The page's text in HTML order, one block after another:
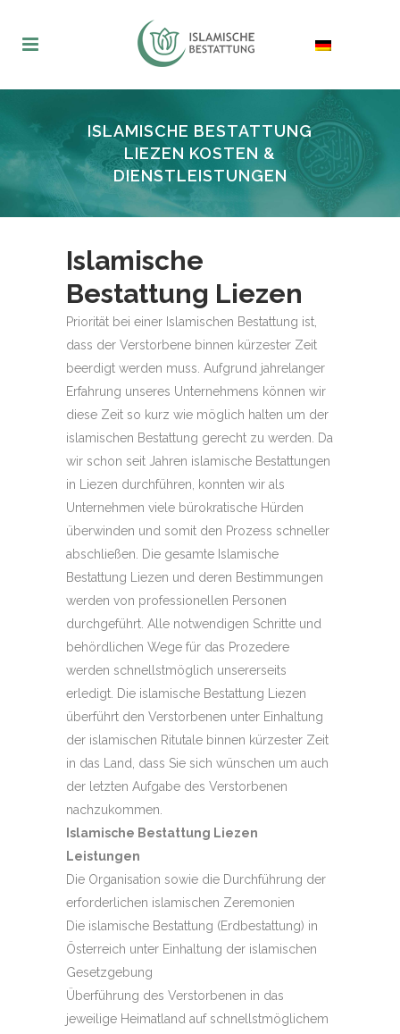
ISLAMISCHE BESTATTUNG
LIEZEN KOSTEN &
DIENSTLEISTUNGEN
Islamische
Bestattung Liezen
Priorität bei einer Islamischen Bestattung ist,
dass der Verstorbene binnen kürzester Zeit
beerdigt werden muss. Aufgrund jahrelanger
Erfahrung unseres Unternehmens können wir
diese Zeit so kurz wie möglich halten um der
islamischen Bestattung gerecht zu werden. Da
wir schon seit Jahren islamische Bestattungen
in Liezen durchführen, konnten wir als
Unternehmen viele bürokratische Hürden
überwinden und somit den Prozess schneller
abschließen. Die gesamte Islamische
Bestattung Liezen und deren Bestimmungen
werden von professionellen Personen
durchgeführt. Alle notwendigen Schritte und
behördlichen Wege für das Prozedere
werden schnellstmöglich unsererseits
erledigt. Die islamische Bestattung Liezen
überführt den Verstorbenen unter Einhaltung
der islamischen Ritutale binnen kürzester Zeit
in das Land, dass Sie sich wünschen um auch
der letzten Aufgabe des Verstorbenen
nachzukommen.
Islamische Bestattung Liezen
Leistungen
Die Organisation sowie die Durchführung der
erforderlichen islamischen Zeremonien
Die islamische Bestattung (Erdbestattung) in
Österreich unter Einhaltung der islamischen
Gesetzgebung
Überführung des Verstorbenen in das
jeweilige Heimatland auf schnellstmöglichem